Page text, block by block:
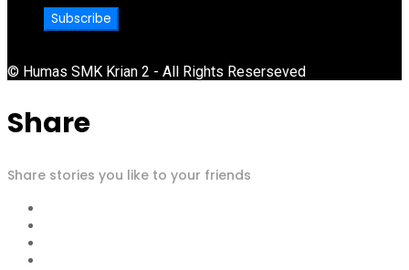
© Humas SMK Krian 2 - All Rights Reserseved
Share
Share stories you like to your friends